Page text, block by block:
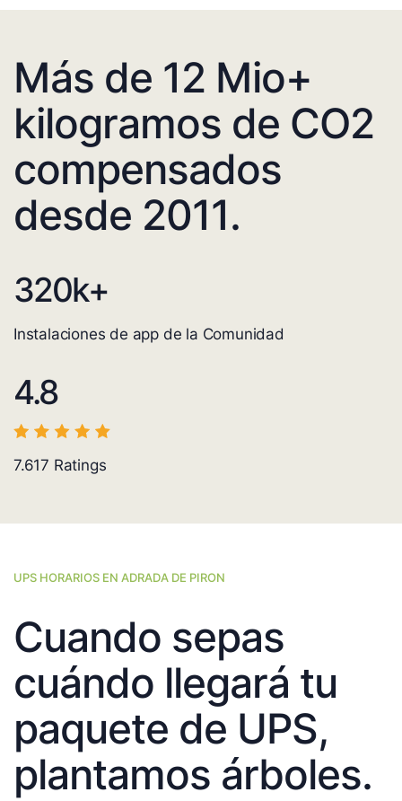
Más de 12 Mio+
kilogramos de CO2
compensados
desde 2011.
320k+
Instalaciones de app de la Comunidad
4.8
7.617 Ratings
UPS HORARIOS EN ADRADA DE PIRON
Cuando sepas
cuándo llegará tu
paquete de UPS,
plantamos árboles.